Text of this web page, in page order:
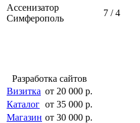
Ассенизатор
Симферополь
7 / 4
Разработка сайтов
Визитка от 20 000 р.
Каталог от 35 000 р.
Магазин от 30 000 р.